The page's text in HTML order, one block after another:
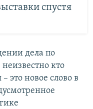
спустя
дела по
кто
это новое слово в